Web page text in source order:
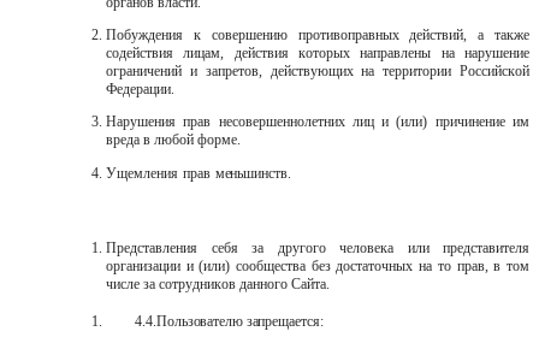
Побуждения к совершению противоправных действий, а также
содействия лицам, действия которых направлены на нарушение
ограничений и запретов, действующих на территории Российской
Федерации.
Нарушения прав несовершеннолетних лиц и (или) причинение им
вреда в любой форме.
Ущемления прав меньшинств.
Представления себя за другого человека или
представителя
организации и (или) сообщества без достаточных на то прав, в том
числе за сотрудников данного Сайта.
4.4.Пользователю запрещается: